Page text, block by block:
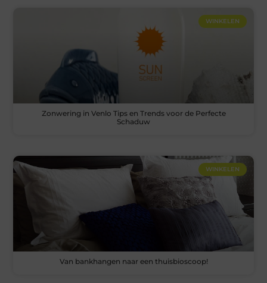
WINKELEN
Zonwering in Venlo Tips en Trends voor de Perfecte
Schaduw
WINKELEN
Van bankhangen naar een thuisbioscoop!